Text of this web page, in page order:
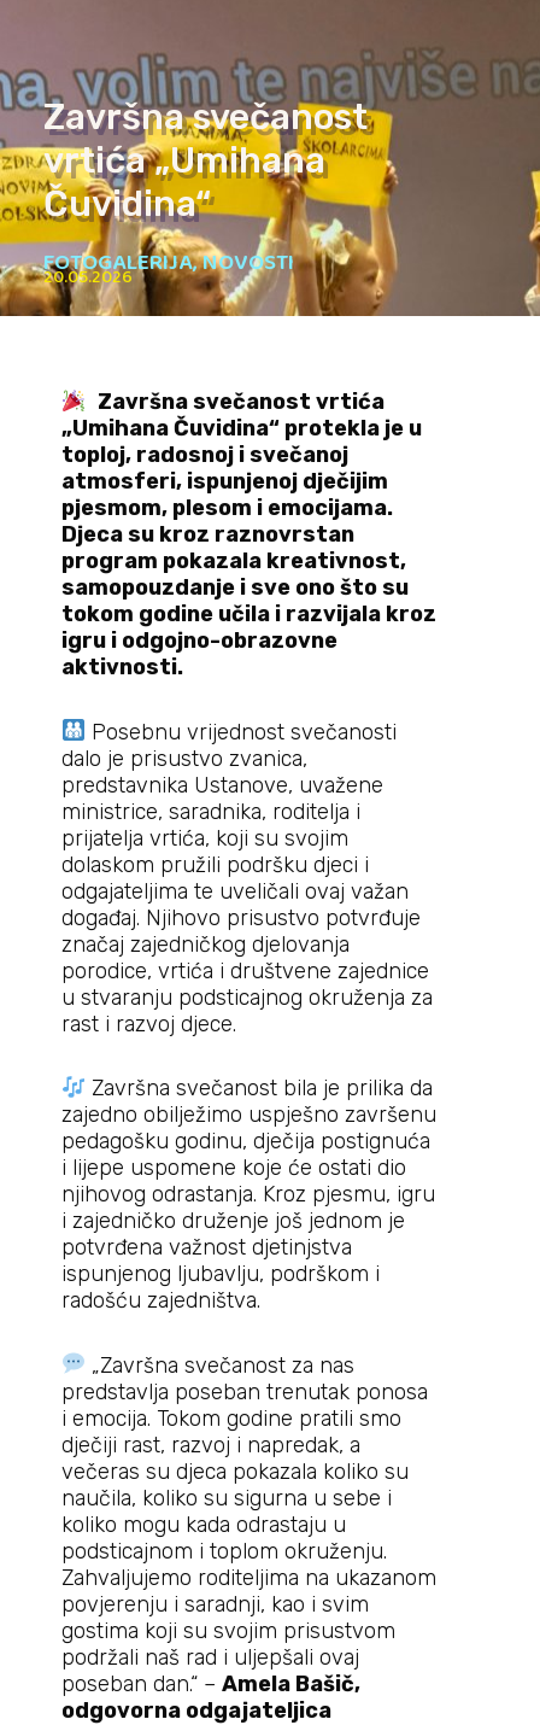
Završna svečanost
vrtića „Umihana
Čuvidina“
FOTOGALERIJA,NOVOSTI
20.05.2026
Završna svečanost vrtića
„Umihana Čuvidina“ protekla je u
toploj, radosnoj i svečanoj
atmosferi, ispunjenoj dječijim
pjesmom, plesom i emocijama.
Djeca su kroz raznovrstan
program pokazala kreativnost,
samopouzdanje i sve ono što su
tokom godine učila i razvijala kroz
igru i odgojno-obrazovne
aktivnosti.
Posebnu vrijednost svečanosti
dalo je prisustvo zvanica,
predstavnika Ustanove, uvažene
ministrice, saradnika, roditelja i
prijatelja vrtića, koji su svojim
dolaskom pružili podršku djeci i
odgajateljima te uveličali ovaj važan
događaj. Njihovo prisustvo potvrđuje
značaj zajedničkog djelovanja
porodice, vrtića i društvene zajednice
u stvaranju podsticajnog okruženja za
rast i razvoj djece.
Završna svečanost bila je prilika da
zajedno obilježimo uspješno završenu
pedagošku godinu, dječija postignuća
i lijepe uspomene koje će ostati dio
njihovog odrastanja. Kroz pjesmu, igru
i zajedničko druženje još jednom je
potvrđena važnost djetinjstva
ispunjenog ljubavlju, podrškom i
radošću zajedništva.
„Završna svečanost za nas
predstavlja poseban trenutak ponosa
i emocija. Tokom godine pratili smo
dječiji rast, razvoj i napredak, a
večeras su djeca pokazala koliko su
naučila, koliko su sigurna u sebe i
koliko mogu kada odrastaju u
podsticajnom i toplom okruženju.
Zahvaljujemo roditeljima na ukazanom
povjerenju i saradnji, kao i svim
gostima koji su svojim prisustvom
podržali naš rad i uljepšali ovaj
poseban dan.“ – Amela Bašič,
odgovorna odgajateljica